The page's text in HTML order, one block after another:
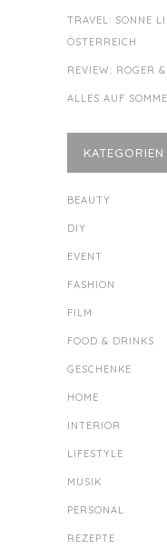
TRAVEL: SONNE
ÖSTERREICH
REVIEW: ROGER
ALLES AUF
KATEGORIEN
BEAUTY
DIY
EVENT
FASHION
FILM
FOOD & DRINKS
GESCHENKE
HOME
INTERIOR
LIFESTYLE
MUSIK
PERSONAL
REZEPTE